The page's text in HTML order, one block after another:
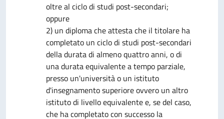
oltre al ciclo di studi post-secondari;
oppure
2) un diploma che attesta che il titolare ha
completato un ciclo di studi post-secondari
della durata di almeno quattro anni, o di
una durata equivalente a tempo parziale,
presso un'università o un istituto
d'insegnamento superiore ovvero un altro
istituto di livello equivalente e, se del caso,
che ha completato con successo la